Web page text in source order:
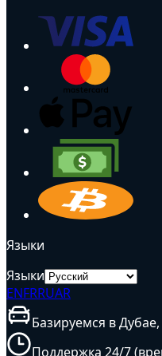
Языки
Языки
ENFRRUAR
Базируемся в
Поддержка 24/7